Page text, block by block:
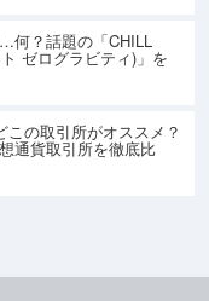
何？話題の「CHILL
ゼログラビティ)」を
の取引所がオススメ？
通貨取引所を徹底比